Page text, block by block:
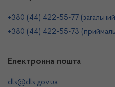
+380 (44) 422-55-77
+380 (44) 422-55-73
Електронна пошта
dls@dls.gov.ua